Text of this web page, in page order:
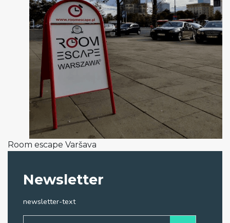
Room escape Varšava
Newsletter
newsletter-text